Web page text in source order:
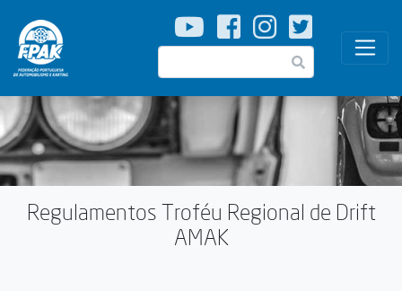
Passar
para
o
Pesquisar
Regulamentos Troféu Regional de Drift
AMAK